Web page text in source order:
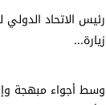
رئيس الاتحاد
زيارة...
وسط أجواء مبهجة